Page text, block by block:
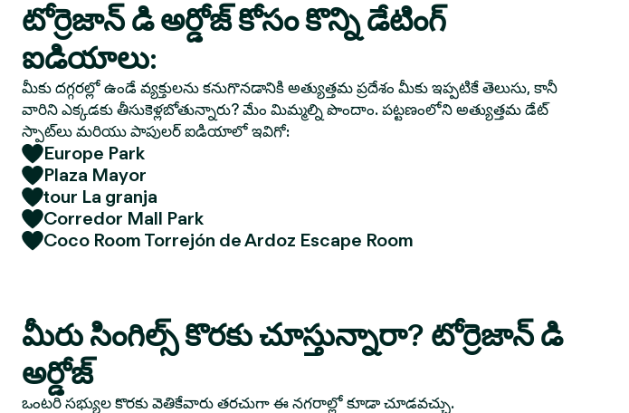
టోర్రెజాన్ డి అర్డోజ్ కోసం కొన్ని డేటింగ్
ఐడియాలు:
మీకు దగ్గరల్లో ఉండే వ్యక్తులను కనుగొనడానికి అత్యుత్తమ ప్రదేశం మీకు ఇప్పటికే తెలుసు, కానీ
వారిని ఎక్కడకు తీసుకెళ్లబోతున్నారు? మేం మిమ్మల్ని పొందాం. పట్టణంలోని అత్యుత్తమ డేట్
స్పాట్‌లు మరియు పాపులర్ ఐడియాలో ఇవిగో:
Europe Park
Plaza Mayor
tour La granja
Corredor Mall Park
Coco Room Torrejón de Ardoz Escape Room
మీరు సింగిల్స్ కొరకు చూస్తున్నారా? టోర్రెజాన్ డి
అర్డోజ్
ఒంటరి సభ్యుల కొరకు వెతికేవారు తరచుగా ఈ నగరాల్లో కూడా చూడవచ్చు.